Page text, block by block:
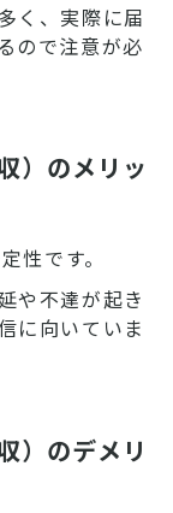
く、実際に届
ので注意が必
）のメリッ
性です。
や不達が起き
に向いていま
）のデメリ